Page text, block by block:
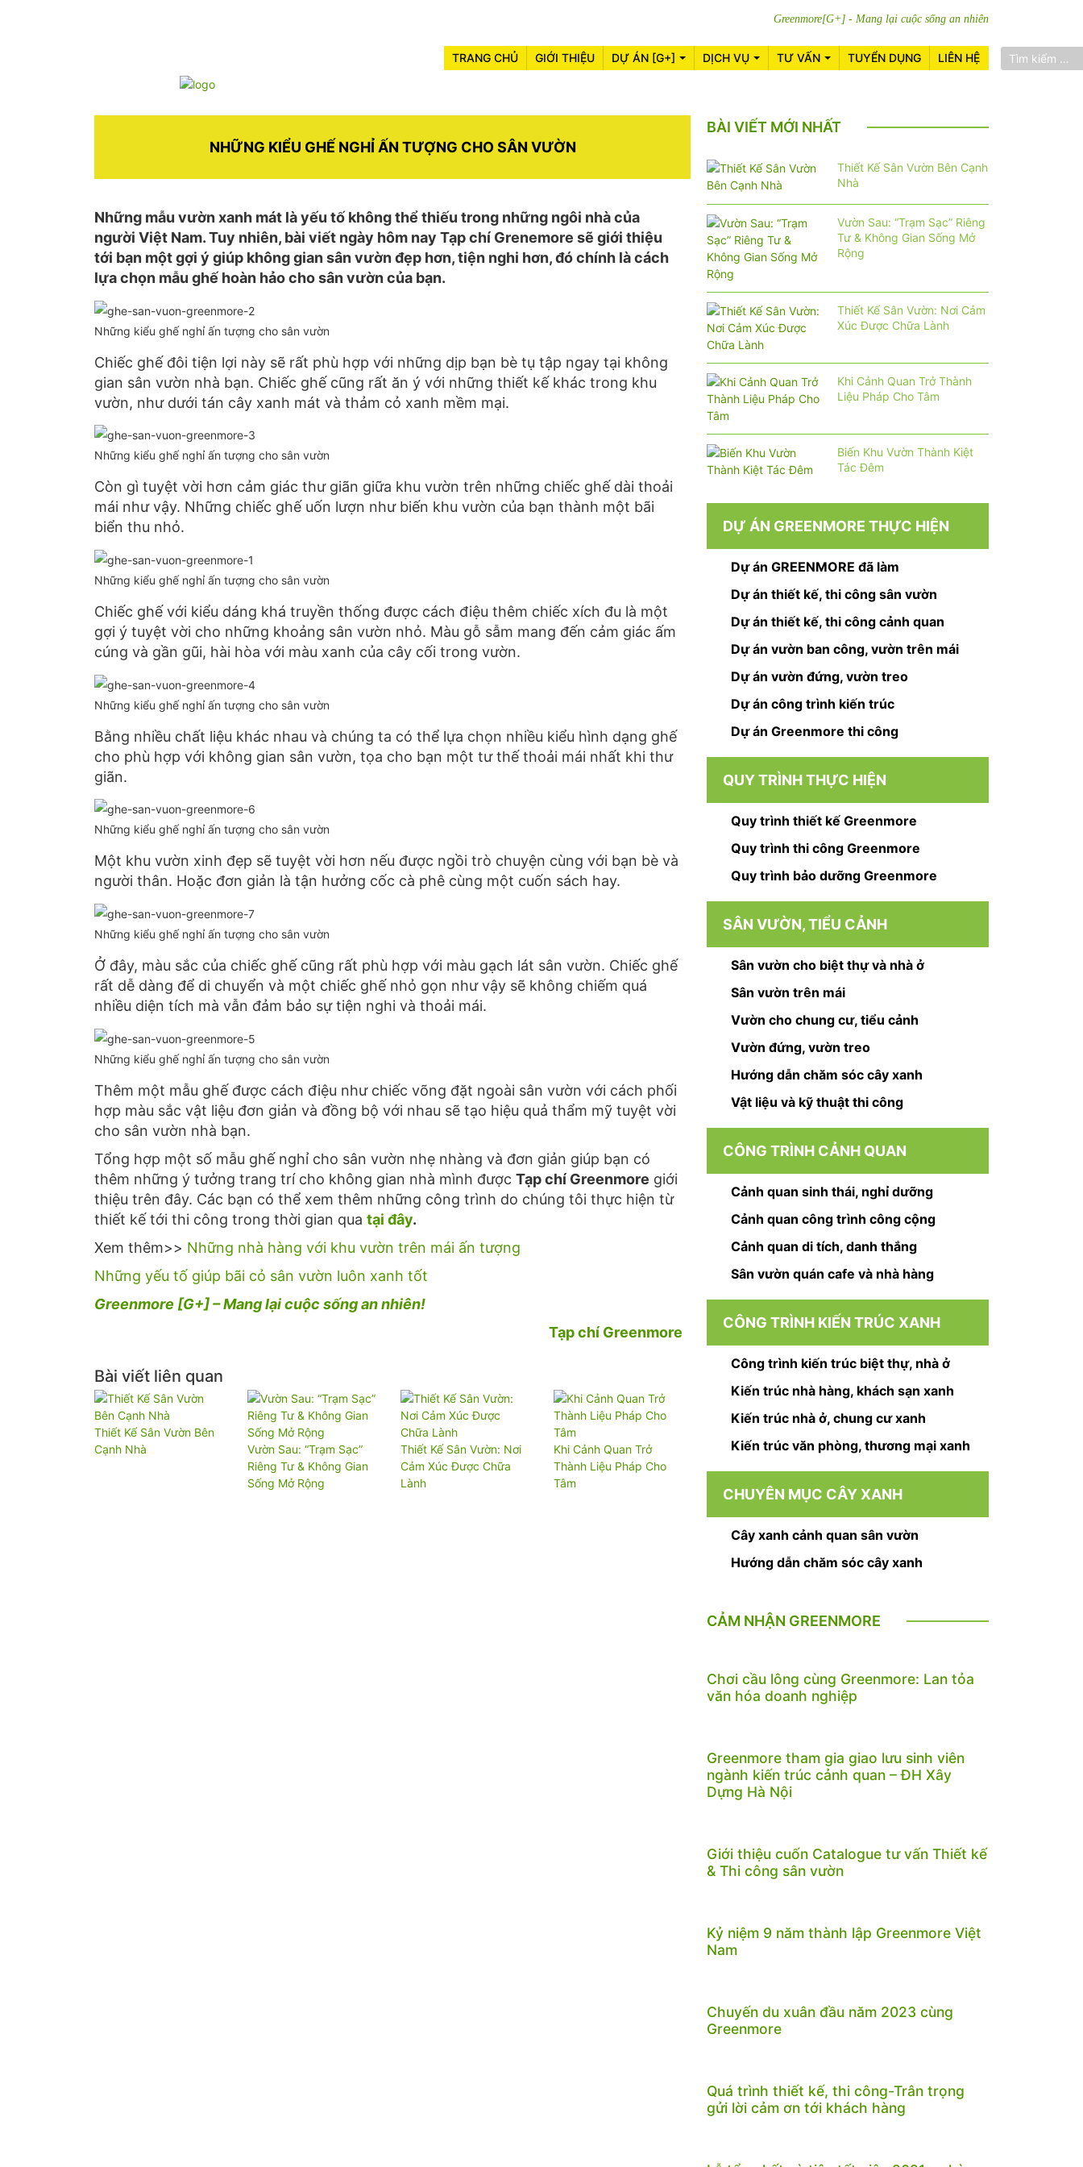
Greenmore[G+] - Mang lại cuộc sống an nhiên
TRANG CHỦ GIỚI THIỆU DỰ ÁN [G+] DỊCH VỤ TƯ VẤN TUYỂN DỤNG LIÊN HỆ
NHỮNG KIỂU GHẾ NGHỈ ẤN TƯỢNG CHO SÂN VƯỜN
Những mẫu vườn xanh mát là yếu tố không thể thiếu trong những ngôi nhà của
người Việt Nam. Tuy nhiên, bài viết ngày hôm nay Tạp chí Grenemore sẽ giới thiệu
tới bạn một gợi ý giúp không gian sân vườn đẹp hơn, tiện nghi hơn, đó chính là cách
lựa chọn mẫu ghế hoàn hảo cho sân vườn của bạn.
Những kiểu ghế nghỉ ấn tượng cho sân vườn
Chiếc ghế đôi tiện lợi này sẽ rất phù hợp với những dịp bạn bè tụ tập ngay tại không
gian sân vườn nhà bạn. Chiếc ghế cũng rất ăn ý với những thiết kế khác trong khu
vườn, như dưới tán cây xanh mát và thảm cỏ xanh mềm mại.
Những kiểu ghế nghỉ ấn tượng cho sân vườn
Còn gì tuyệt vời hơn cảm giác thư giãn giữa khu vườn trên những chiếc ghế dài thoải
mái như vậy. Những chiếc ghế uốn lượn như biến khu vườn của bạn thành một bãi
biển thu nhỏ.
Những kiểu ghế nghỉ ấn tượng cho sân vườn
Chiếc ghế với kiểu dáng khá truyền thống được cách điệu thêm chiếc xích đu là một
gợi ý tuyệt vời cho những khoảng sân vườn nhỏ. Màu gỗ sẫm mang đến cảm giác ấm
cúng và gần gũi, hài hòa với màu xanh của cây cối trong vườn.
Những kiểu ghế nghỉ ấn tượng cho sân vườn
Bằng nhiều chất liệu khác nhau và chúng ta có thể lựa chọn nhiều kiểu hình dạng ghế
cho phù hợp với không gian sân vườn, tọa cho bạn một tư thế thoải mái nhất khi thư
giãn.
Những kiểu ghế nghỉ ấn tượng cho sân vườn
Một khu vườn xinh đẹp sẽ tuyệt vời hơn nếu được ngồi trò chuyện cùng với bạn bè và
người thân. Hoặc đơn giản là tận hưởng cốc cà phê cùng một cuốn sách hay.
Những kiểu ghế nghỉ ấn tượng cho sân vườn
Ở đây, màu sắc của chiếc ghế cũng rất phù hợp với màu gạch lát sân vườn. Chiếc ghế
rất dễ dàng để di chuyển và một chiếc ghế nhỏ gọn như vậy sẽ không chiếm quá
nhiều diện tích mà vẫn đảm bảo sự tiện nghi và thoải mái.
Những kiểu ghế nghỉ ấn tượng cho sân vườn
Thêm một mẫu ghế được cách điệu như chiếc võng đặt ngoài sân vườn với cách phối
hợp màu sắc vật liệu đơn giản và đồng bộ với nhau sẽ tạo hiệu quả thẩm mỹ tuyệt vời
cho sân vườn nhà bạn.
Tổng hợp một số mẫu ghế nghỉ cho sân vườn nhẹ nhàng và đơn giản giúp bạn có
thêm những ý tưởng trang trí cho không gian nhà mình được Tạp chí Greenmore giới
thiệu trên đây. Các bạn có thể xem thêm những công trình do chúng tôi thực hiện từ
thiết kế tới thi công trong thời gian qua tại đây.
Xem thêm>> Những nhà hàng với khu vườn trên mái ấn tượng
Những yếu tố giúp bãi cỏ sân vườn luôn xanh tốt
Greenmore [G+] – Mang lại cuộc sống an nhiên!
Tạp chí Greenmore
Bài viết liên quan
Thiết Kế Sân Vườn Bên
Cạnh Nhà
Vườn Sau: “Trạm Sạc”
Riêng Tư & Không Gian
Sống Mở Rộng
Thiết Kế Sân Vườn: Nơi
Cảm Xúc Được Chữa
Lành
Khi Cảnh Quan Trở
Thành Liệu Pháp Cho
Tâm
BÀI VIẾT MỚI NHẤT
Thiết Kế Sân Vườn Bên Cạnh
Nhà
Vườn Sau: “Trạm Sạc” Riêng
Tư & Không Gian Sống Mở
Rộng
Thiết Kế Sân Vườn: Nơi Cảm
Xúc Được Chữa Lành
Khi Cảnh Quan Trở Thành
Liệu Pháp Cho Tâm
Biến Khu Vườn Thành Kiệt
Tác Đêm
DỰ ÁN GREENMORE THỰC HIỆN
Dự án GREENMORE đã làm
Dự án thiết kế, thi công sân vườn
Dự án thiết kế, thi công cảnh quan
Dự án vườn ban công, vườn trên mái
Dự án vườn đứng, vườn treo
Dự án công trình kiến trúc
Dự án Greenmore thi công
QUY TRÌNH THỰC HIỆN
Quy trình thiết kế Greenmore
Quy trình thi công Greenmore
Quy trình bảo dưỡng Greenmore
SÂN VƯỜN, TIỂU CẢNH
Sân vườn cho biệt thự và nhà ở
Sân vườn trên mái
Vườn cho chung cư, tiểu cảnh
Vườn đứng, vườn treo
Hướng dẫn chăm sóc cây xanh
Vật liệu và kỹ thuật thi công
CÔNG TRÌNH CẢNH QUAN
Cảnh quan sinh thái, nghỉ dưỡng
Cảnh quan công trình công cộng
Cảnh quan di tích, danh thắng
Sân vườn quán cafe và nhà hàng
CÔNG TRÌNH KIẾN TRÚC XANH
Công trình kiến trúc biệt thự, nhà ở
Kiến trúc nhà hàng, khách sạn xanh
Kiến trúc nhà ở, chung cư xanh
Kiến trúc văn phòng, thương mại xanh
CHUYÊN MỤC CÂY XANH
Cây xanh cảnh quan sân vườn
Hướng dẫn chăm sóc cây xanh
CẢM NHẬN GREENMORE
Chơi cầu lông cùng Greenmore: Lan tỏa
văn hóa doanh nghiệp
Greenmore tham gia giao lưu sinh viên
ngành kiến trúc cảnh quan – ĐH Xây
Dựng Hà Nội
Giới thiệu cuốn Catalogue tư vấn Thiết kế
& Thi công sân vườn
Kỷ niệm 9 năm thành lập Greenmore Việt
Nam
Chuyến du xuân đầu năm 2023 cùng
Greenmore
Quá trình thiết kế, thi công-Trân trọng
gửi lời cảm ơn tới khách hàng